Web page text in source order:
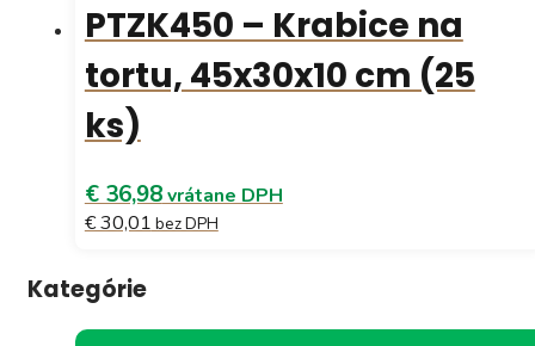
PTZK450 – Krabice na
tortu, 45x30x10 cm (25
ks)
€ 36,98vrátane DPH
€ 30,01 bez DPH
Kategórie